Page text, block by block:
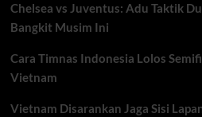
Chelsea vs Juventus: Adu Taktik
Bangkit Musim Ini
Cara Timnas Indonesia Lolos
Vietnam
Vietnam Disarankan Jaga Sisi